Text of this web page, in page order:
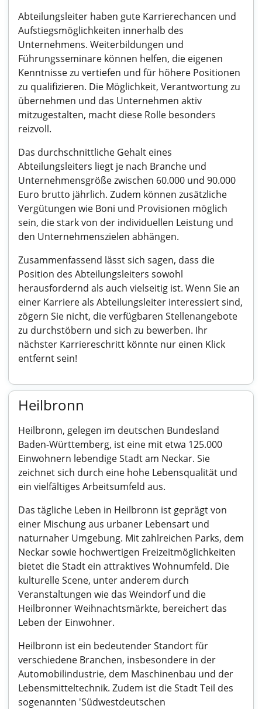
Abteilungsleiter haben gute Karrierechancen und
Aufstiegsmöglichkeiten innerhalb des
Unternehmens. Weiterbildungen und
Führungsseminare können helfen, die eigenen
Kenntnisse zu vertiefen und für höhere Positionen
zu qualifizieren. Die Möglichkeit, Verantwortung zu
übernehmen und das Unternehmen aktiv
mitzugestalten, macht diese Rolle besonders
reizvoll.
Das durchschnittliche Gehalt eines
Abteilungsleiters liegt je nach Branche und
Unternehmensgröße zwischen 60.000 und 90.000
Euro brutto jährlich. Zudem können zusätzliche
Vergütungen wie Boni und Provisionen möglich
sein, die stark von der individuellen Leistung und
den Unternehmenszielen abhängen.
Zusammenfassend lässt sich sagen, dass die
Position des Abteilungsleiters sowohl
herausfordernd als auch vielseitig ist. Wenn Sie an
einer Karriere als Abteilungsleiter interessiert sind,
zögern Sie nicht, die verfügbaren Stellenangebote
zu durchstöbern und sich zu bewerben. Ihr
nächster Karriereschritt könnte nur einen Klick
entfernt sein!
Heilbronn
Heilbronn, gelegen im deutschen Bundesland
Baden-Württemberg, ist eine mit etwa 125.000
Einwohnern lebendige Stadt am Neckar. Sie
zeichnet sich durch eine hohe Lebensqualität und
ein vielfältiges Arbeitsumfeld aus.
Das tägliche Leben in Heilbronn ist geprägt von
einer Mischung aus urbaner Lebensart und
naturnaher Umgebung. Mit zahlreichen Parks, dem
Neckar sowie hochwertigen Freizeitmöglichkeiten
bietet die Stadt ein attraktives Wohnumfeld. Die
kulturelle Scene, unter anderem durch
Veranstaltungen wie das Weindorf und die
Heilbronner Weihnachtsmärkte, bereichert das
Leben der Einwohner.
Heilbronn ist ein bedeutender Standort für
verschiedene Branchen, insbesondere in der
Automobilindustrie, dem Maschinenbau und der
Lebensmitteltechnik. Zudem ist die Stadt Teil des
sogenannten 'Südwestdeutschen